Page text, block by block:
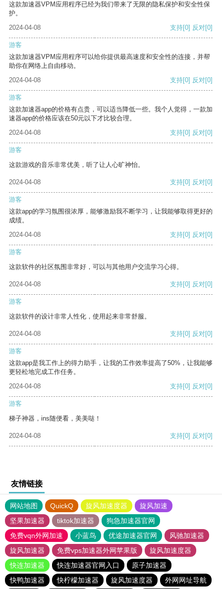
这款加速器VPM应用程序已经为我们带来了无限的隐私保护和安全性保
护。
2024-04-08
支持[0] 反对[0]
游客
这款加速器VPM应用程序可以给你提供最高速度和安全性的连接，并帮
助你在网络上自由移动。
2024-04-08
支持[0] 反对[0]
游客
这款加速器app的价格有点贵，可以适当降低一些。我个人觉得，一款加
速器app的价格应该在50元以下才比较合理。
2024-04-08
支持[0] 反对[0]
游客
这款游戏的音乐非常优美，听了让人心旷神怡。
2024-04-08 支持[0] 反对[0]
游客
这款app的学习氛围很浓厚，能够激励我不断学习，让我能够取得更好的
成绩。
2024-04-08
支持[0] 反对[0]
游客
这款软件的社区氛围非常好，可以与其他用户交流学习心得。
2024-04-08 支持[0] 反对[0]
游客
这款软件的设计非常人性化，使用起来非常舒服。
2024-04-08 支持[0] 反对[0]
游客
这款app是我工作上的得力助手，让我的工作效率提高了50%，让我能够
更轻松地完成工作任务。
2024-04-08
支持[0] 反对[0]
游客
梯子神器，ins随便看，美美哒！
2024-04-08 支持[0] 反对[0]
友情链接
网站地图 QuickQ 旋风加速度器
旋风加速
坚果加速器
tiktok加速器
狗急加速器官网
免费vqn外网加速
小蓝鸟 优途加速器官网
风驰加速器
旋风加速器
免费vps加速器外网苹果版
旋风加速度器
快连加速器
快连加速器官网入口
原子加速器
快鸭加速器
快柠檬加速器 旋风加速度器 外网网址导航